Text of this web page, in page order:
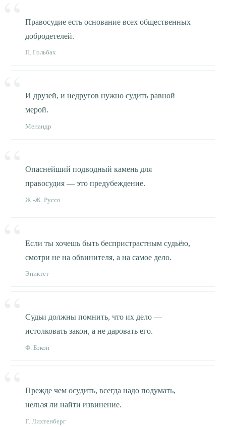
Правосудие есть основание всех общественных
добродетелей.
П. Гольбах
И друзей, и недругов нужно судить равной
мерой.
Менандр
Опаснейший подводный камень для
правосудия — это предубеждение.
Ж.-Ж. Руссо
Если ты хочешь быть беспристрастным судьёю,
смотри не на обвинителя, а на самое дело.
Эпиктет
Судьи должны помнить, что их дело —
истолковать закон, а не даровать его.
Ф. Бэкон
Прежде чем осудить, всегда надо подумать,
нельзя ли найти извинение.
Г. Лихтенберг